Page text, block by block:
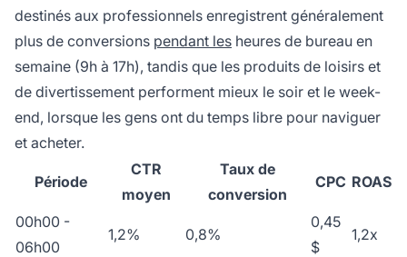
destinés aux professionnels enregistrent généralement
plus de conversions pendant les heures de bureau en
semaine (9h à 17h), tandis que les produits de loisirs et
de divertissement performent mieux le soir et le week-
end, lorsque les gens ont du temps libre pour naviguer
et acheter.
Période
CTR
moyen
Taux de
conversion
CPC ROAS
00h00 -
06h00
1,2% 0,8%
0,45
$
1,2x